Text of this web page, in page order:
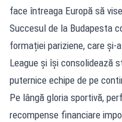
face întreaga Europă să
Succesul de la Budapesta
formației pariziene, care și-
League și își consolidează
puternice echipe de pe
Pe lângă gloria sportivă,
recompense financiare